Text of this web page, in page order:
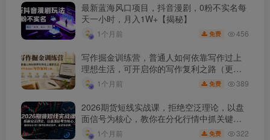
最新蓝海风口项目，抖音漫剧，0粉不实名每
天一小时，月入1W+【揭秘】
1个月前 免费 456
写作掘金训练营，普通人如何依靠写作过上
理想生活，可开启你的写作复利之路（更新6
月） 1个月前 免费 389
2026期货短线实战课，拒绝空泛理论，以盘
面信号为核心，教你在分化行情中抓关键品
种、避诱多陷阱
1个月前 免费 322